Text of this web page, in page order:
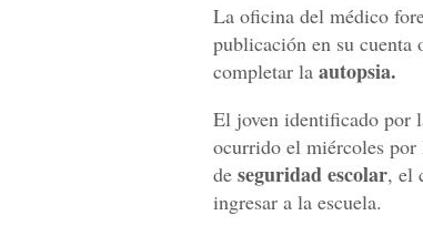
La oficina del médico
publicación en su cuenta
completar la autopsia.
El joven identificado por
ocurrido el miércoles por
de seguridad escolar, el
ingresar a la escuela.